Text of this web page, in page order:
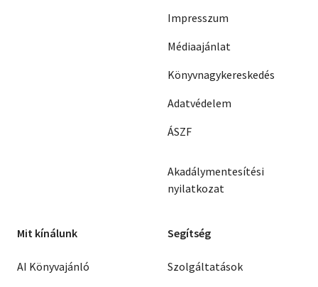
Impresszum
Médiaajánlat
Könyvnagykereskedés
Adatvédelem
ÁSZF
Akadálymentesítési
nyilatkozat
Mit kínálunk
AI Könyvajánló
Segítség
Szolgáltatások